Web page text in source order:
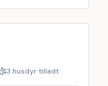
3 husdyr tilladt